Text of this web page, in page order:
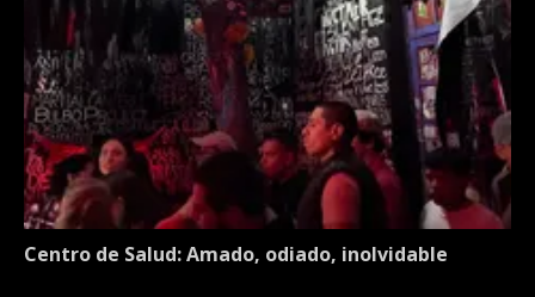
Centro de Salud: Amado, odiado, inolvidable